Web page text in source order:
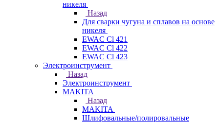
никеля
Назад
Для сварки чугуна и сплавов на основе
никеля
EWAC Cl 421
EWAC Cl 422
EWAC Cl 423
Электроинструмент
Назад
Электроинструмент
МAKITA
Назад
МAKITA
Шлифовальные/полировальные